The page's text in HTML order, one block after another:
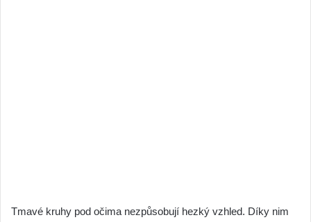
Tmavé kruhy pod očima nezpůsobují hezký vzhled. Díky nim